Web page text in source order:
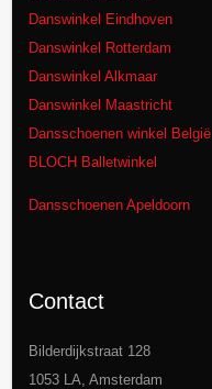
Danswinkel Eindhoven
Danswinkel Rotterdam
Danswinkel Alkmaar
Danswinkel Maastricht
Dansschoenen winkel België
BLOCH Balletwinkel
Dansschoenen Apeldoorn
Contact
Bilderdijkstraat 128
1053 LA, Amsterdam